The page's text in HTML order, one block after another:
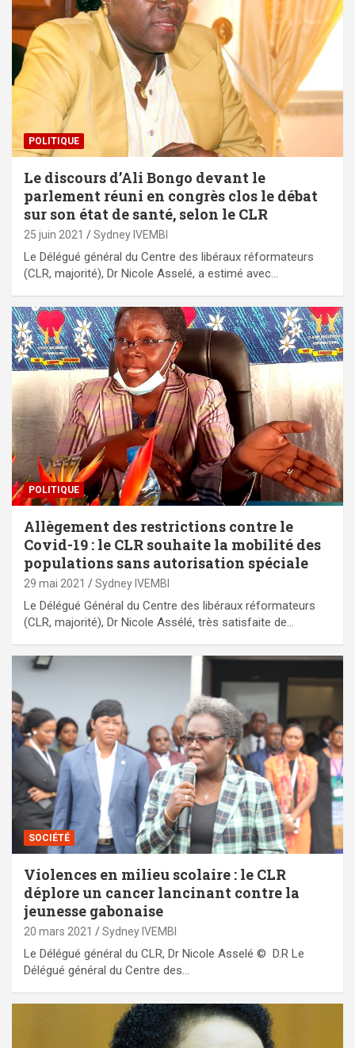
POLITIQUE
Le discours d’Ali Bongo devant le
parlement réuni en congrès clos le débat
sur son état de santé, selon le CLR
25 juin 2021 Sydney IVEMBI
Le Délégué général du Centre des libéraux réformateurs
(CLR, majorité), Dr Nicole Asselé, a estimé avec…
POLITIQUE
Allègement des restrictions contre le
Covid-19 : le CLR souhaite la mobilité des
populations sans autorisation spéciale
29 mai 2021 Sydney IVEMBI
Le Délégué Général du Centre des libéraux réformateurs
(CLR, majorité), Dr Nicole Assélé, très satisfaite de…
SOCIÉTÉ
Violences en milieu scolaire : le CLR
déplore un cancer lancinant contre la
jeunesse gabonaise
20 mars 2021 Sydney IVEMBI
Le Délégué général du CLR, Dr Nicole Asselé © D.R Le
Délégué général du Centre des…